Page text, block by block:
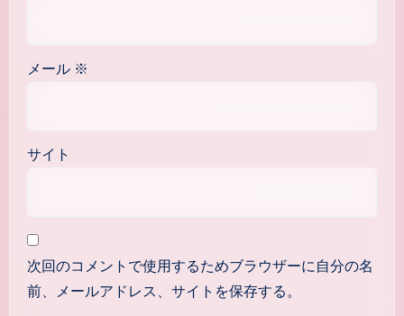
メール ※
サイト
次回のコメントで使用するためブラウザーに自分の名
前、メールアドレス、サイトを保存する。